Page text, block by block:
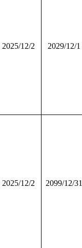
2025/12/2 2029/12/1
2025/12/2 2099/12/31